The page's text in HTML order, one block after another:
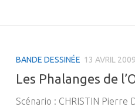
BANDE DESSINÉE 13 AVRIL 2009
Les Phalanges de
Scénario : CHRISTIN Pierre